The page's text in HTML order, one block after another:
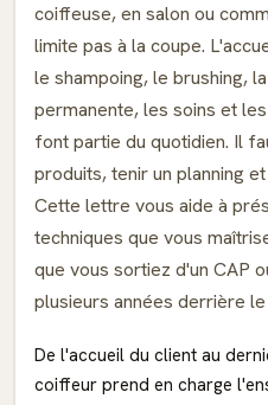
coiffeuse, en salon ou
limite pas à la coupe.
le shampoing, le brushing,
permanente, les soins et
font partie du quotidien. Il
produits, tenir un planning
Cette lettre vous aide à
techniques que vous
que vous sortiez d'un CAP
plusieurs années derrière
De l'accueil du client au
coiffeur prend en charge